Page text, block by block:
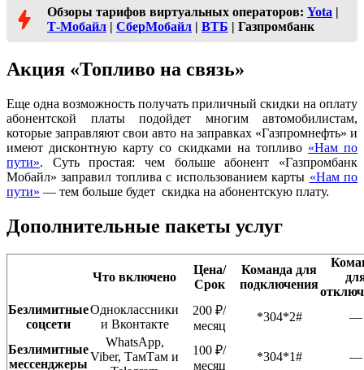
Обзоры тарифов виртуальных операторов: Yota |
Т-Мобайл | СберМобайл | ВТБ | Газпромбанк
Акция «Топливо на связь»
Еще одна возможность получать приличный скидки на оплату
абонентской платы подойдет многим автомобилистам,
которые заправляют свои авто на заправках «Газпромнефть» и
имеют дисконтную карту со скидками на топливо «Нам по
пути». Суть простая: чем больше абонент «Газпромбанк
Мобайл» заправил топлива с использованием карты «Нам по
пути» — тем больше будет скидка на абонентскую плату.
Дополнительные пакеты услуг
Что включено
Цена/
Срок
Команда для
подключения
Безлимитные
соцсети
Одноклассники
и Вконтакте
200 ₽/
месяц
*304*2# —
Безлимитные
мессенджеры
WhatsApp,
Viber, ТамТам и
100 ₽/
месяц
*304*1# —